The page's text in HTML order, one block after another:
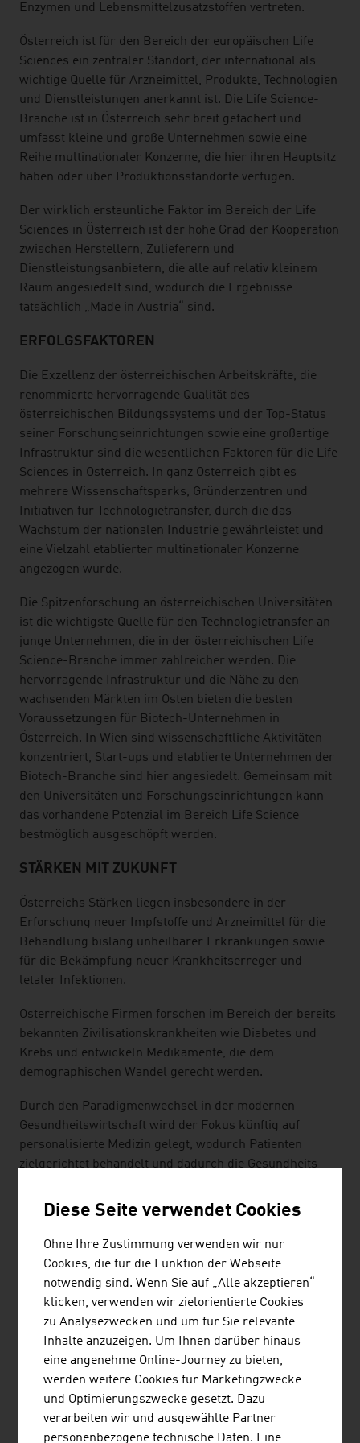
Enzymen und Lebensmittelzusatzstoffen vertreten.
Österreich ist für den Bereich der europäischen Life
Sciences ein zentraler Standort, der international als
wichtige Quelle für Arzneimittel, Produkte, Technologien
und Dienstleistungen anerkannt ist. Die Life Science-
Branche ist in Österreich sehr breit gefächert und
umfasst kleine und große Unternehmen sowie eine
Reihe multinationaler Konzerne, die hier ihren Hauptsitz
haben oder über Produktionsstandorte verfügen.
Der wirklich erstaunliche Faktor im Bereich der Life
Sciences in Österreich ist der hohe Grad der Kooperation
zwischen Herstellern, Zulieferern und
Dienstleistungsanbietern, die alle auf relativ kleinem
Raum angesiedelt sind, wodurch die Ergebnisse
tatsächlich „Made in Austria“ sind.
ERFOLGSFAKTOREN
Die Exzellenz der österreichischen Arbeitskräfte, die
renommierte hervorragende Qualität des
österreichischen Bildungssystems und der Top-Status
seiner Forschungseinrichtungen sowie eine großartige
Infrastruktur sind die wesentlichen Faktoren für die Life
Sciences in Österreich. In ganz Österreich gibt es
mehrere Wissenschaftsparks, Gründerzentren und
Initiativen für Technologietransfer, durch die das
Wachstum der nationalen Industrie gewährleistet und
eine Vielzahl etablierter multinationaler Konzerne
angezogen wurde.
Die Spitzenforschung an österreichischen Universitäten
ist die wichtigste Quelle für den Technologietransfer an
junge Unternehmen, die in der österreichischen Life
Science-Branche immer zahlreicher werden. Die
hervorragende Infrastruktur und die Nähe zu den
wachsenden Märkten im Osten bieten die besten
Voraussetzungen für Biotech-Unternehmen in
Österreich. In Wien sind wissenschaftliche Aktivitäten
konzentriert, Start-ups und etablierte Unternehmen der
Biotech-Branche sind hier angesiedelt. Gemeinsam mit
den Universitäten und Forschungseinrichtungen kann
das vorhandene Potenzial im Bereich Life Science
bestmöglich ausgeschöpft werden.
STÄRKEN MIT ZUKUNFT
Österreichs Stärken liegen insbesondere in der
Erforschung neuer Impfstoffe und Arzneimittel für die
Behandlung bislang unheilbarer Erkrankungen sowie
für die Bekämpfung neuer Krankheitserreger und
letaler Infektionen.
Österreichische Firmen forschen im Bereich der bereits
bekannten Zivilisationskrankheiten wie Diabetes und
Krebs und entwickeln Medikamente, die dem
demographischen Wandel gerecht werden.
Durch den Paradigmenwechsel in der modernen
Gesundheitswirtschaft wird der Fokus künftig auf
personalisierte Medizin gelegt, wodurch Patienten
zielgerichtet behandelt und dadurch die Gesundheits-
BEISPIELHAFTE ENTWICKLUNGEN
Ein Wiener Unternehmen entwickelte eine
Immuntherapie, die auf einem Antikörper basiert und die
Orphan-Drug Kennzeichnung für die Behandlung des
pädiatrischen Neuroblastoms hat. Die Therapie wurde
zusammen mit einem akademischen Netzwerk
entwickelt, zu dem auch die St. Anna
Kinderkrebsforschung Wien gehört.
Ein österreichisches Biotechnologie-Unternehmen
liefert innovative, maßgeschneiderte Impfstoffe für die
Diese Seite verwendet Cookies
Ohne Ihre Zustimmung verwenden wir nur
Cookies, die für die Funktion der Webseite
notwendig sind. Wenn Sie auf „Alle akzeptieren“
klicken, verwenden wir zielorientierte Cookies
zu Analysezwecken und um für Sie relevante
Inhalte anzuzeigen. Um Ihnen darüber hinaus
eine angenehme Online-Journey zu bieten,
werden weitere Cookies für Marketingzwecke
und Optimierungszwecke gesetzt. Dazu
verarbeiten wir und ausgewählte Partner
personenbezogene technische Daten. Eine